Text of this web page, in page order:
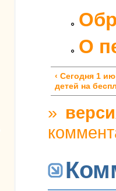
О
‹ Сегодня 1
детей на
»